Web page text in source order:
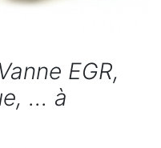
EGR,
... à